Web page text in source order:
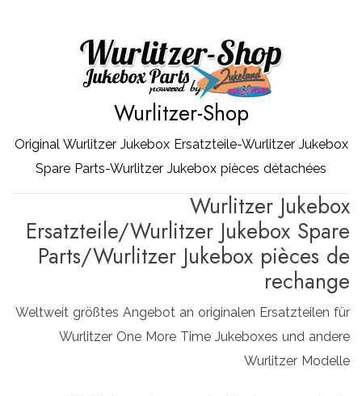
Wurlitzer-Shop
Original Wurlitzer Jukebox Ersatzteile-Wurlitzer Jukebox
Spare Parts-Wurlitzer Jukebox pièces détachées
Wurlitzer Jukebox
Ersatzteile/Wurlitzer Jukebox Spare
Parts/Wurlitzer Jukebox pièces de
rechange
Weltweit größtes Angebot an originalen Ersatzteilen für
Wurlitzer One More Time Jukeboxes und andere
Wurlitzer Modelle